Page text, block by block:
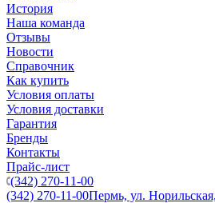
История
Наша команда
Отзывы
Новости
Справочник
Как купить
Условия оплаты
Условия доставки
Гарантия
Бренды
Контакты
Прайс-лист
(342) 270-11-00
(342) 270-11-00Пермь, ул.